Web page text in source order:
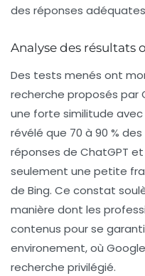
des réponses
Analyse des résultats
Des tests menés ont
recherche proposés par
une forte similitude avec
révélé que 70 à 90 %
réponses de ChatGPT
seulement une petite
de Bing. Ce constat
manière dont les
contenus pour se
environement, où
recherche privilégié.